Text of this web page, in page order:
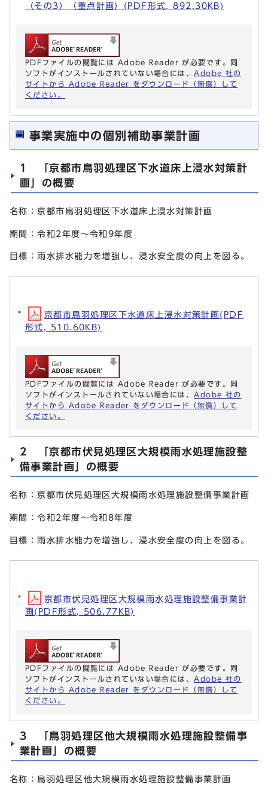
（その3）（重点計画）(PDF形式, 892.30KB)
PDFファイルの閲覧には Adobe Reader が必要です。同
ソフトがインストールされていない場合には、 Adobe 社の
サイトから Adobe Reader をダウンロード（無償）して
ください。
事業実施中の個別補助事業計画
1 「京都市鳥羽処理区下水道床上浸水対策計
画」の概要
名称：京都市鳥羽処理区下水道床上浸水対策計画
期間：令和2年度～令和9年度
目標：雨水排水能力を増強し、浸水安全度の向上を図る。
京都市鳥羽処理区下水道床上浸水対策計画(PDF
形式, 510.60KB)
PDFファイルの閲覧には Adobe Reader が必要です。同
ソフトがインストールされていない場合には、 Adobe 社の
サイトから Adobe Reader をダウンロード（無償）して
ください。
2 「京都市伏見処理区大規模雨水処理施設整
備事業計画」の概要
名称：京都市伏見処理区大規模雨水処理施設整備事業計画
期間：令和2年度～令和8年度
目標：雨水排水能力を増強し、浸水安全度の向上を図る。
京都市伏見処理区大規模雨水処理施設整備事業計
画(PDF形式, 506.77KB)
PDFファイルの閲覧には Adobe Reader が必要です。同
ソフトがインストールされていない場合には、 Adobe 社の
サイトから Adobe Reader をダウンロード（無償）して
ください。
3 「鳥羽処理区他大規模雨水処理施設整備事
業計画」の概要
名称：鳥羽処理区他大規模雨水処理施設整備事業計画